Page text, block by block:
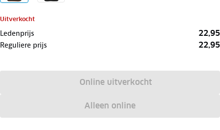
Uitverkocht
Ledenprijs 22,95
Reguliere prijs 22,95
Online uitverkocht
Alleen online